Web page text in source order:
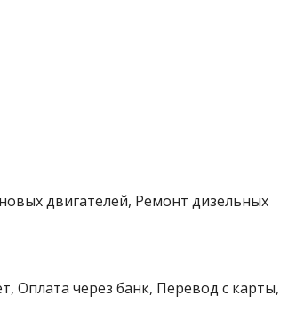
двигателей, Ремонт дизельных
Оплата через банк, Перевод с карты,